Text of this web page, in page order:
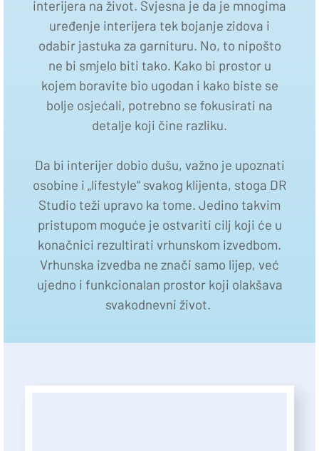
interijera na život. Svjesna je da je mnogima
uređenje interijera tek bojanje zidova i
odabir jastuka za garnituru. No, to nipošto
ne bi smjelo biti tako. Kako bi prostor u
kojem boravite bio ugodan i kako biste se
bolje osjećali, potrebno se fokusirati na
detalje koji čine razliku.
Da bi interijer dobio dušu, važno je upoznati
osobine i „lifestyle“ svakog klijenta, stoga DR
Studio teži upravo ka tome. Jedino takvim
pristupom moguće je ostvariti cilj koji će u
konačnici rezultirati vrhunskom izvedbom.
Vrhunska izvedba ne znači samo lijep, već
ujedno i funkcionalan prostor koji olakšava
svakodnevni život.